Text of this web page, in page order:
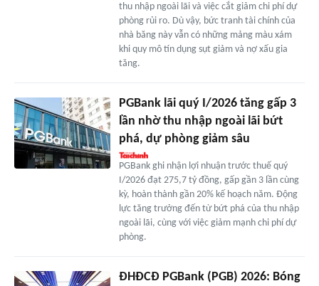
thu nhập ngoài lãi và việc cắt giảm chi phí dự
phòng rủi ro. Dù vậy, bức tranh tài chính của
nhà băng này vẫn có những mảng màu xám
khi quy mô tín dụng sụt giảm và nợ xấu gia
tăng.
PGBank lãi quý I/2026 tăng gấp 3
lần nhờ thu nhập ngoài lãi bứt
phá, dự phòng giảm sâu
PGBank ghi nhận lợi nhuận trước thuế quý
I/2026 đạt 275,7 tỷ đồng, gấp gần 3 lần cùng
kỳ, hoàn thành gần 20% kế hoạch năm. Động
lực tăng trưởng đến từ bứt phá của thu nhập
ngoài lãi, cùng với việc giảm mạnh chi phí dự
phòng.
ĐHĐCĐ PGBank (PGB) 2026: Bóng